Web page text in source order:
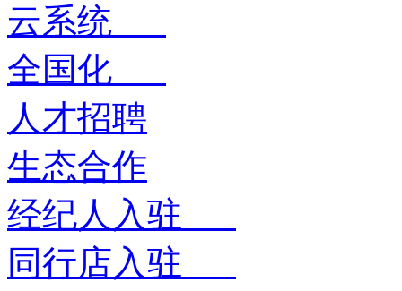
云系统
全国化
人才招聘
生态合作
经纪人入驻
同行店入驻